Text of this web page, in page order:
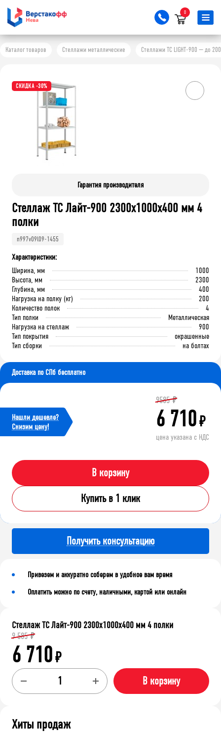
0
Каталог товаров Стеллажи металлические Стеллажи ТС LIGHT-900 — до
СКИДКА -30%
Гарантия производителя
Стеллаж ТС Лайт-900 2300х1000х400 мм 4
полки
n997v09l09-1455
Характеристики:
Ширина, мм
1000
Высота, мм
2300
Глубина, мм
400
Нагрузка на полку (кг)
200
Количество полок
4
Тип полки
Металлическая
Нагрузка на стеллаж
900
Тип покрытия
окрашенные
Тип сборки
на болтах
Доставка по СПб бесплатно
Нашли дешевле?
Cнизим цену!
9585 ₽
6 710₽
цена указана с НДС
В корзину
Купить в 1 клик
Получить консультацию
Привезем и аккуратно соберем в удобное вам время
Оплатить можно по счету, наличными, картой или онлайн
Стеллаж ТС Лайт-900 2300х1000х400 мм 4 полки
9 585 ₽
6 710₽
В корзину
Хиты продаж